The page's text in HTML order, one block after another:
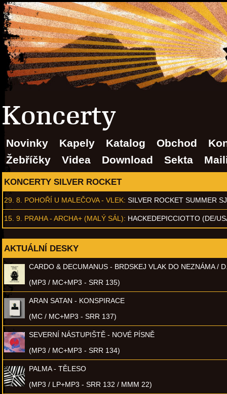
Koncerty
Novinky Kapely Katalog Obchod
Žebříčky
Videa Download Sekta
KONCERTY SILVER ROCKET
29. 8. POHOŘÍ U MALEČOVA - VLEK: SILVER ROCKET SUMMER
15. 9. PRAHA - ARCHA+ (MALÝ SÁL): HACKEDEPICCIOTTO (DE/
AKTUÁLNÍ DESKY
CARDO & DECUMANUS - BRDSKEJ VLAK DO NEZNÁMA /
(MP3 / MC+MP3 - SRR 135)
ARAN SATAN - KONSPIRACE
(MC / MC+MP3 - SRR 137)
SEVERNÍ NÁSTUPIŠTĚ - NOVÉ PÍSNĚ
(MP3 / MC+MP3 - SRR 134)
PALMA - TĚLESO
(MP3 / LP+MP3 - SRR 132 / MMM 22)